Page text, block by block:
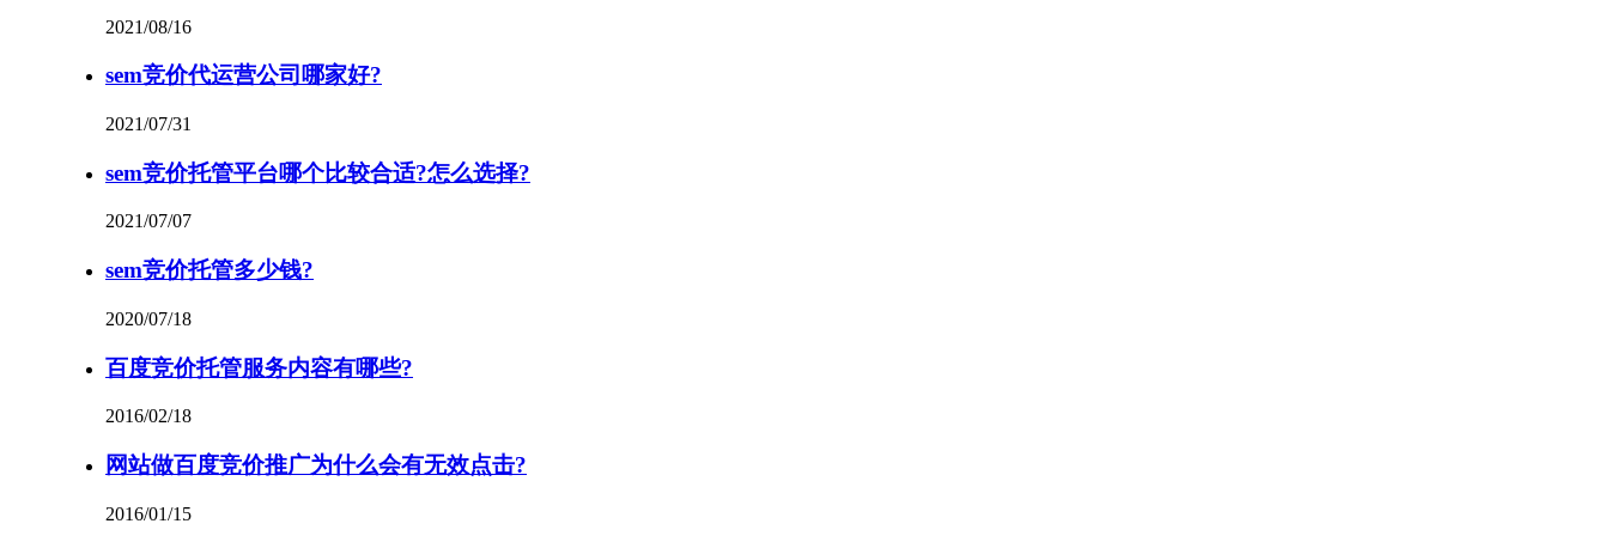
2021/08/16
sem竞价代运营公司哪家好?
2021/07/31
sem竞价托管平台哪个比较合适?怎么选择?
2021/07/07
sem竞价托管多少钱?
2020/07/18
百度竞价托管服务内容有哪些?
2016/02/18
网站做百度竞价推广为什么会有无效点击?
2016/01/15